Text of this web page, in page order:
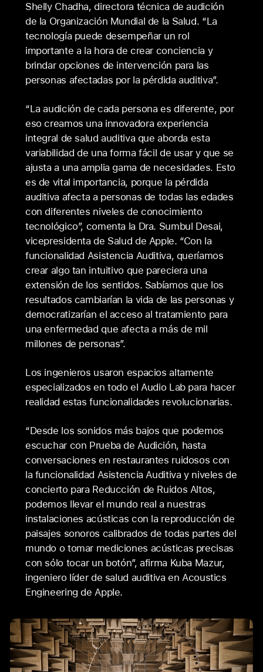
Shelly Chadha, directora técnica de audición
de la Organización Mundial de la Salud. “La
tecnología puede desempeñar un rol
importante a la hora de crear conciencia y
brindar opciones de intervención para las
personas afectadas por la pérdida auditiva”.
“La audición de cada persona es diferente, por
eso creamos una innovadora experiencia
integral de salud auditiva que aborda esta
variabilidad de una forma fácil de usar y que se
ajusta a una amplia gama de necesidades. Esto
es de vital importancia, porque la pérdida
auditiva afecta a personas de todas las edades
con diferentes niveles de conocimiento
tecnológico”, comenta la Dra. Sumbul Desai,
vicepresidenta de Salud de Apple. “Con la
funcionalidad Asistencia Auditiva, queríamos
crear algo tan intuitivo que pareciera una
extensión de los sentidos. Sabíamos que los
resultados cambiarían la vida de las personas y
democratizarían el acceso al tratamiento para
una enfermedad que afecta a más de mil
millones de personas”.
Los ingenieros usaron espacios altamente
especializados en todo el Audio Lab para hacer
realidad estas funcionalidades revolucionarias.
“Desde los sonidos más bajos que podemos
escuchar con Prueba de Audición, hasta
conversaciones en restaurantes ruidosos con
la funcionalidad Asistencia Auditiva y niveles de
concierto para Reducción de Ruidos Altos,
podemos llevar el mundo real a nuestras
instalaciones acústicas con la reproducción de
paisajes sonoros calibrados de todas partes del
mundo o tomar mediciones acústicas precisas
con sólo tocar un botón”, afirma Kuba Mazur,
ingeniero líder de salud auditiva en Acoustics
Engineering de Apple.